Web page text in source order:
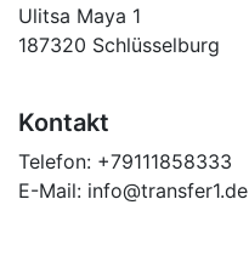
Ulitsa Maya 1
187320 Schlüsselburg
Kontakt
Telefon: +79111858333
E-Mail: info@transfer1.de